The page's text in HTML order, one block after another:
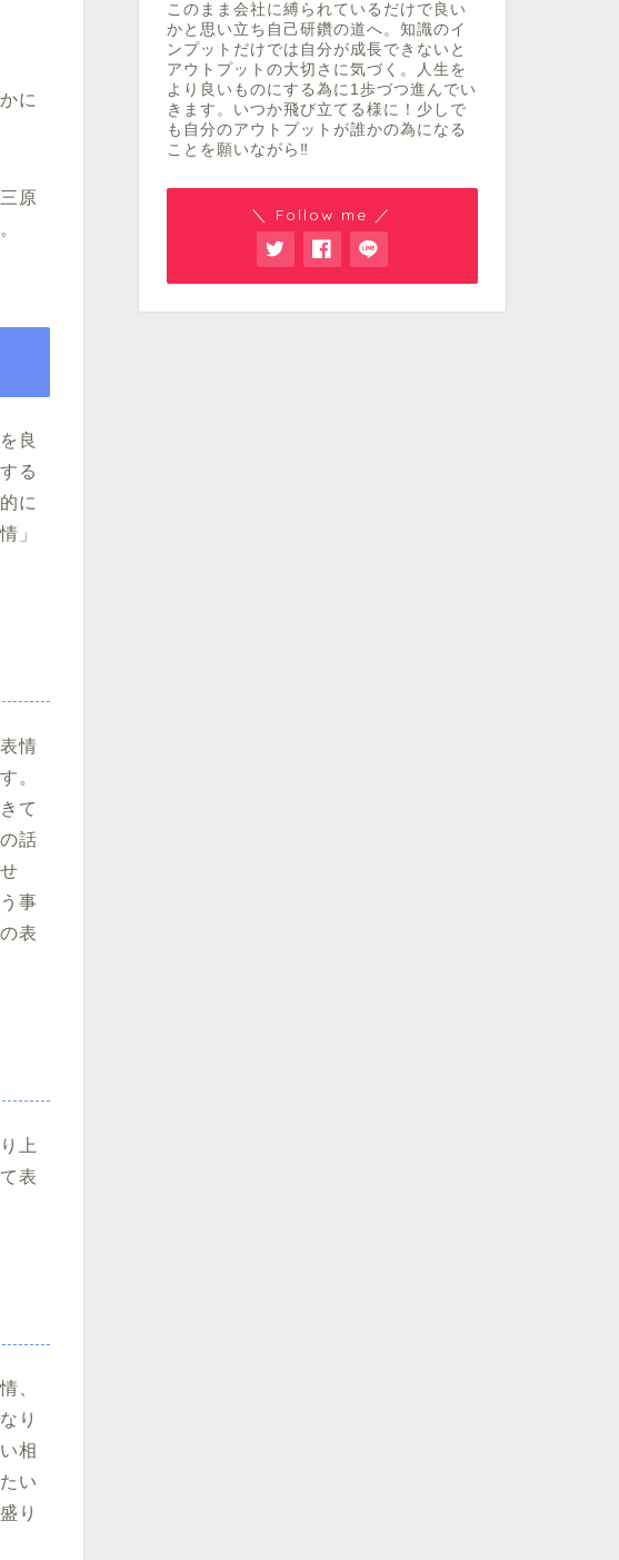
に
原
良
る
に
」
情
。
て
話
事
表
上
表
、
り
相
い
り
このまま会社に縛られているだけで良い
かと思い立ち自己研鑽の道へ。知識のイ
ンプットだけでは自分が成長できないと
アウトプットの大切さに気づく。人生を
より良いものにする為に1歩づつ進んでい
きます。いつか飛び立てる様に！少しで
も自分のアウトプットが誰かの為になる
ことを願いながら‼︎
＼ Follow me ／